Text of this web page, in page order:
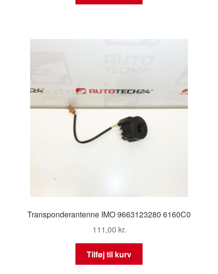
Transponderantenne IMO 9663123280 6160C0
111,00 kr.
Tilføj til kurv